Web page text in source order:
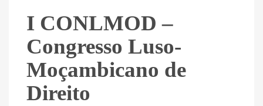
I CONLMOD –
Congresso Luso-
Moçambicano de
Direito